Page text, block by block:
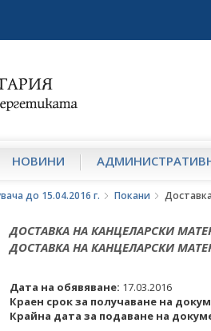
НОВИНИ
до 15.04.2016 г. Покани
ДОСТАВКА НА КАНЦЕЛАРСКИ
ДОСТАВКА НА КАНЦЕЛАРСКИ
Дата на обявяване: 17.03.2016
Краен срок за получаване на
Крайна дата за подаване на